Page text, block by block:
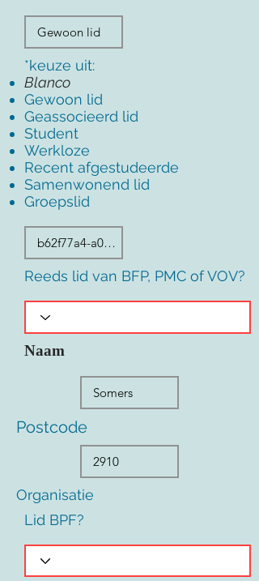
*keuze uit:
Blanco
Gewoon lid
Geassocieerd lid
Student
Werkloze
Recent afgestudeerde
Samenwonend lid
Groepslid
Reeds lid van BFP, PMC of VOV?
Naam
Postcode
Organisatie
Lid BPF?